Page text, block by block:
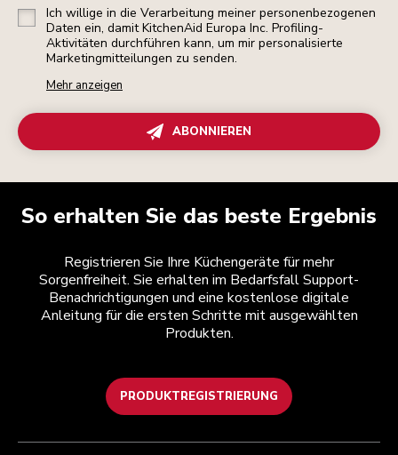
Ich willige in die Verarbeitung meiner personenbezogenen
Daten ein, damit KitchenAid Europa Inc. Profiling-
Aktivitäten durchführen kann, um mir personalisierte
Marketingmitteilungen zu senden.
Mehr anzeigen
ABONNIEREN
So erhalten Sie das beste Ergebnis
Registrieren Sie Ihre Küchengeräte für mehr
Sorgenfreiheit. Sie erhalten im Bedarfsfall Support-
Benachrichtigungen und eine kostenlose digitale
Anleitung für die ersten Schritte mit ausgewählten
Produkten.
PRODUKTREGISTRIERUNG
Health Check
Teilnahmebedingungen
Die Marke
Händlersuche